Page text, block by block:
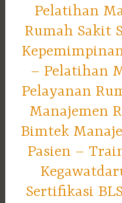
Pelatihan
Rumah Sakit
– Pelatihan
Pelayanan
Manajemen
Bimtek
Pasien –
Sertifikasi